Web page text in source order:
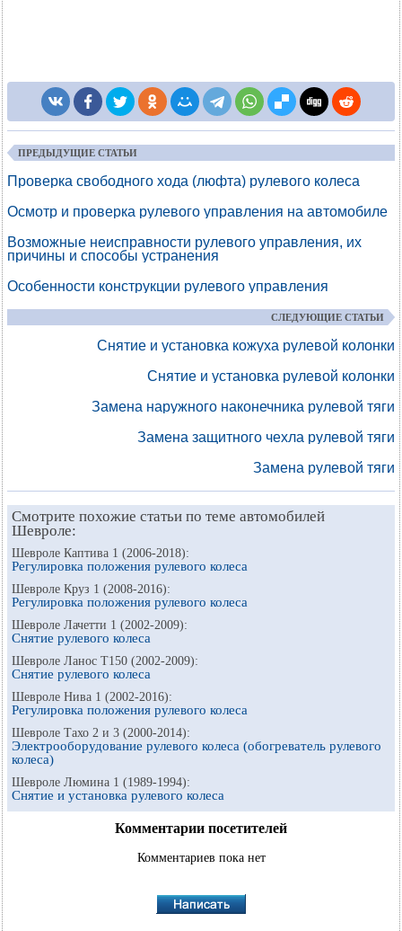
ПРЕДЫДУЩИЕ СТАТЬИ
Проверка свободного хода (люфта) рулевого колеса
Осмотр и проверка рулевого управления на автомобиле
Возможные неисправности рулевого управления, их
причины и способы устранения
Особенности конструкции рулевого управления
СЛЕДУЮЩИЕ СТАТЬИ
Снятие и установка кожуха рулевой колонки
Снятие и установка рулевой колонки
Замена наружного наконечника рулевой тяги
Замена защитного чехла рулевой тяги
Замена рулевой тяги
Смотрите похожие статьи по теме автомобилей
Шевроле:
Шевроле Каптива 1 (2006-2018):
Регулировка положения рулевого колеса
Шевроле Круз 1 (2008-2016):
Регулировка положения рулевого колеса
Шевроле Лачетти 1 (2002-2009):
Снятие рулевого колеса
Шевроле Ланос Т150 (2002-2009):
Снятие рулевого колеса
Шевроле Нива 1 (2002-2016):
Регулировка положения рулевого колеса
Шевроле Тахо 2 и 3 (2000-2014):
Электрооборудование рулевого колеса (обогреватель рулевого
колеса)
Шевроле Люмина 1 (1989-1994):
Снятие и установка рулевого колеса
Комментарии посетителей
Комментариев пока нет